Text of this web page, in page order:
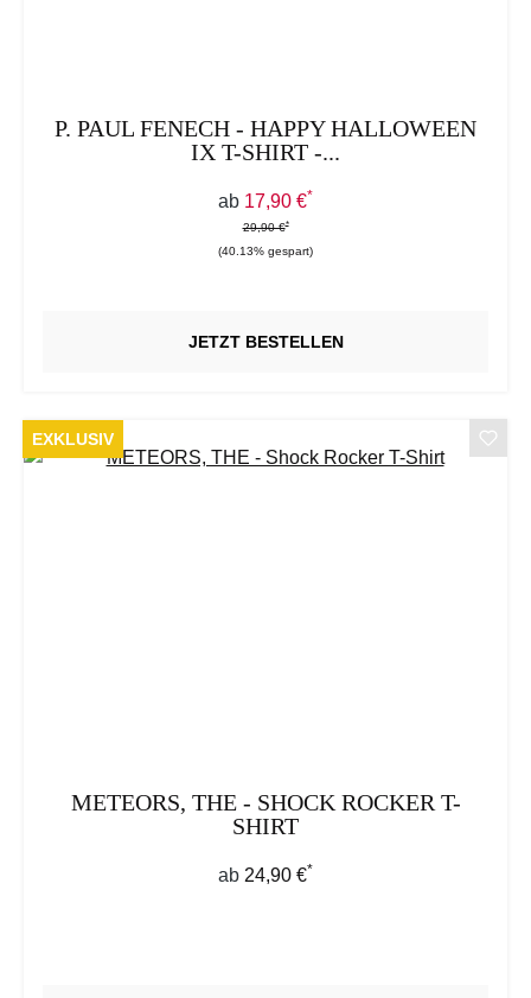
P. PAUL FENECH - HAPPY HALLOWEEN
IX T-SHIRT -...
Verkaufspreis:
ab 17,90 €*
Regulärer Preis:
29,90 €*
(40.13% gespart)
JETZT BESTELLEN
EXKLUSIV
METEORS, THE - SHOCK ROCKER T-
SHIRT
Regulärer Preis:
ab 24,90 €*